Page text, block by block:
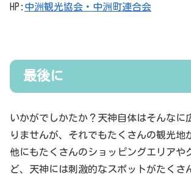
HP: 中洲観光協会・中洲町連合会
最後に
いかがでしかたか？天神自体はそんなに
りませんが、それでもたくさんの観光地
他にもたくさんのショッピングエリアや
ど、天神には刺激的なスポットがたくさ